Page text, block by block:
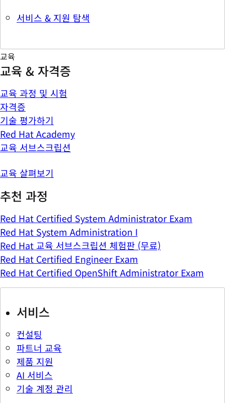
서비스 & 지원 탐색
교육
교육 & 자격증
교육 과정 및 시험
자격증
기술 평가하기
Red Hat Academy
교육 서브스크립션
교육 살펴보기
추천 과정
Red Hat Certified System Administrator Exam
Red Hat System Administration I
Red Hat 교육 서브스크립션 체험판 (무료)
Red Hat Certified Engineer Exam
Red Hat Certified OpenShift Administrator Exam
서비스
컨설팅
파트너 교육
제품 지원
AI 서비스
기술 계정 관리